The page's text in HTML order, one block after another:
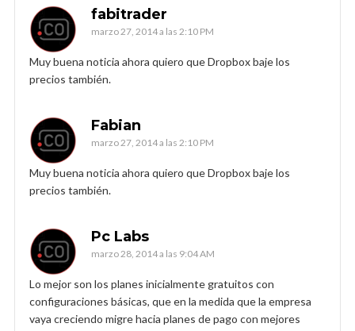
fabitrader
marzo 27, 2014 a las 2:10 PM
Muy buena noticia ahora quiero que Dropbox baje los
precios también.
Fabian
marzo 27, 2014 a las 2:10 PM
Muy buena noticia ahora quiero que Dropbox baje los
precios también.
Pc Labs
marzo 28, 2014 a las 9:04 AM
Lo mejor son los planes inicialmente gratuitos con
configuraciones básicas, que en la medida que la empresa
vaya creciendo migre hacia planes de pago con mejores